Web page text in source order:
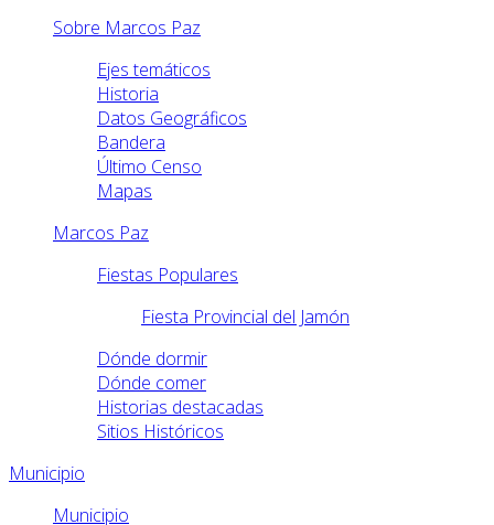
Sobre Marcos Paz
Ejes temáticos
Historia
Datos Geográficos
Bandera
Último Censo
Mapas
Marcos Paz
Fiestas Populares
Fiesta Provincial del Jamón
Dónde dormir
Dónde comer
Historias destacadas
Sitios Históricos
Municipio
Municipio